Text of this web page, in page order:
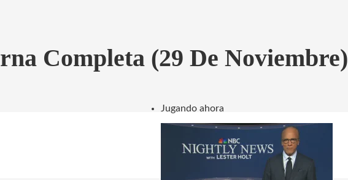
Completa (29 De Noviembre)
Jugando ahora